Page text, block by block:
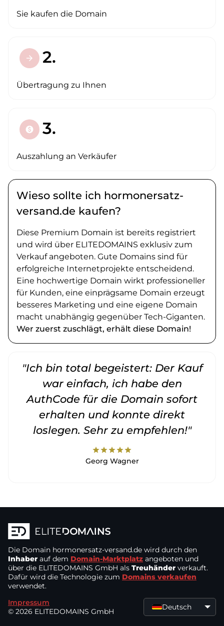
Sie kaufen die Domain
arrow_forward 2.
Übertragung zu Ihnen
paid 3.
Auszahlung an Verkäufer
Wieso sollte ich hormonersatz-
versand.de kaufen?
Diese Premium Domain ist bereits registriert
und wird über ELITEDOMAINS exklusiv zum
Verkauf angeboten. Gute Domains sind für
erfolgreiche Internetprojekte entscheidend.
Eine hochwertige Domain wirkt professioneller
für Kunden, eine einprägsame Domain erzeugt
besseres Marketing und eine eigene Domain
macht unabhängig gegenüber Tech-Giganten.
Wer zuerst zuschlägt, erhält diese Domain!
"Ich bin total begeistert: Der Kauf
war einfach, ich habe den
AuthCode für die Domain sofort
erhalten und konnte direkt
loslegen. Sehr zu empfehlen!"
starstarstarstarstar
Georg Wagner
Die Domain hormonersatz-versand.de wird durch den
Inhaber auf dem Domain-Marktplatz angeboten und
über die ELITEDOMAINS GmbH als Treuhänder verkauft.
Dafür wird die Technologie zum Domains verkaufen
verwendet.
Impressum
© 2026 ELITEDOMAINS GmbH
Deutsch